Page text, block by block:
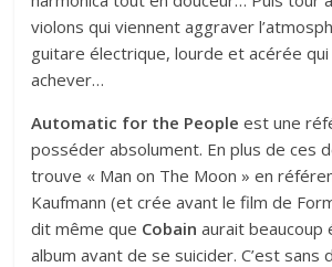
violons qui viennent aggraver
guitare électrique, lourde et acérée
achever…
Automatic for the People est une
posséder absolument. En plus de ces
trouve « Man on The Moon » en
Kaufmann (et crée avant le film de
dit même que Cobain aurait beaucoup
album avant de se suicider. C’est sans